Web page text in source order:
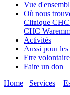
Vue
Où nous
Clinique
CHC
Activités
Aussi pour les
Etre
Faire un don
Home
Services